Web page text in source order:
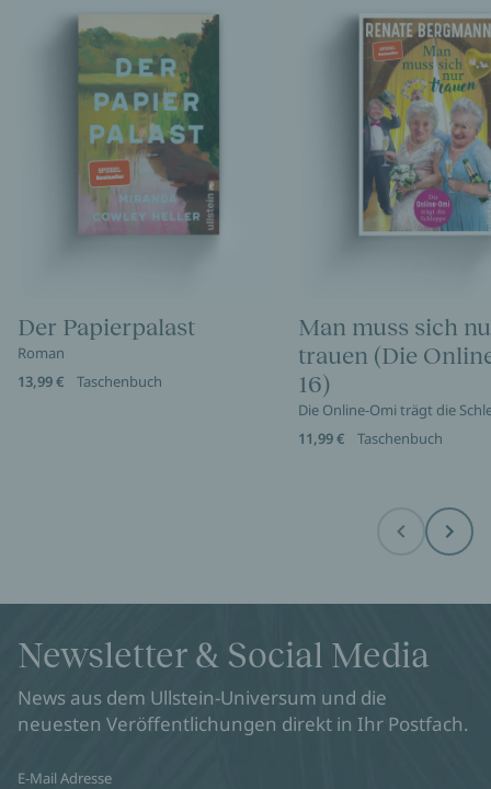
Der Papierpalast
Roman
13,99 €
Taschenbuch
Man muss sich
trauen (Die
16)
Die Online-Omi trägt die
11,99 €
Taschenbuch
Before Next
Newsletter & Social Media
News aus dem Ullstein-Universum und die
neuesten Veröffentlichungen direkt in Ihr Postfach.
E-Mail Adresse